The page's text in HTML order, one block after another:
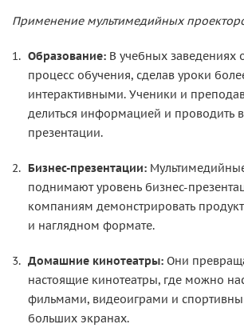
Применение мультимедийных
Образование: В учебных заведениях
процесс обучения, сделав уроки
интерактивными. Ученики и
делиться информацией и проводить
презентации.
Бизнес-презентации:
поднимают уровень бизнес-
компаниям демонстрировать
и наглядном формате.
Домашние кинотеатры: Они
настоящие кинотеатры, где можно
фильмами, видеоиграми и
больших экранах.